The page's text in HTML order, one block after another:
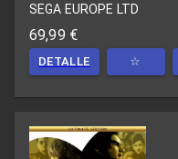
SEGA EUROPE LTD
69,99 €
DETALLE ☆